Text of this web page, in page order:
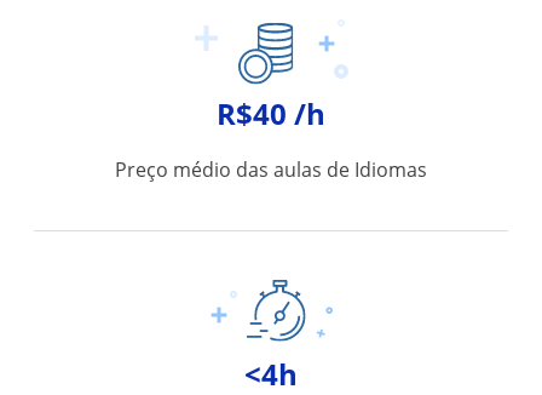
R$40 /h
Preço médio das aulas de Idiomas
<4h